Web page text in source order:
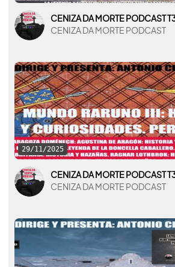
CENIZA DA MORTE PODCAST
29/11/2025
CENIZA DA MORTE PODCAST